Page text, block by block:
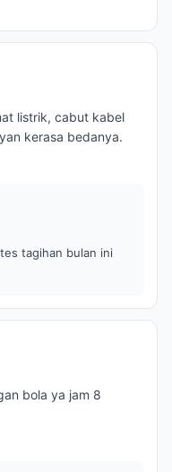
listrik, cabut kabel
kerasa bedanya.
tagihan bulan ini
bola ya jam 8